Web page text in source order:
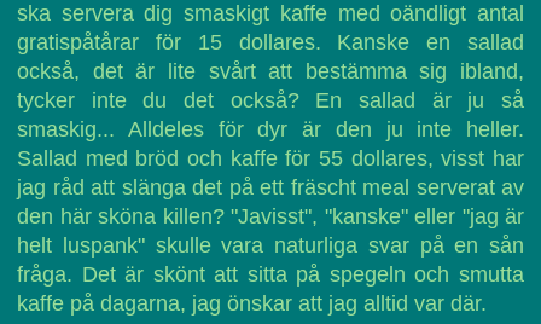
ska servera dig smaskigt kaffe med oändligt antal
gratispåtårar för 15 dollares. Kanske en sallad
också, det är lite svårt att bestämma sig ibland,
tycker inte du det också? En sallad är ju så
smaskig... Alldeles för dyr är den ju inte heller.
Sallad med bröd och kaffe för 55 dollares, visst har
jag råd att slänga det på ett fräscht meal serverat av
den här sköna killen? "Javisst", "kanske" eller "jag är
helt luspank" skulle vara naturliga svar på en sån
fråga. Det är skönt att sitta på spegeln och smutta
kaffe på dagarna, jag önskar att jag alltid var där.